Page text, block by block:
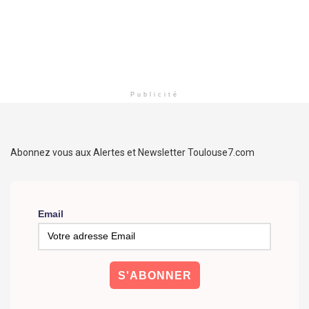
Publicité
Abonnez vous aux Alertes et Newsletter Toulouse7.com
Email